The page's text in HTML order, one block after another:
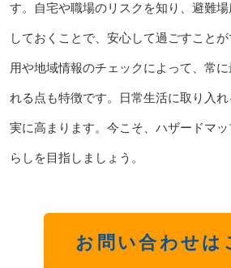
す。自宅や職場のリスクを知り、避難
しておくことで、安心して過ごすこと
用や地域情報のチェックによって、常
れる点も特徴です。日常生活に取り入
実に高まります。今こそ、ハザードマ
らしを目指しましょう。
お問い合わせは